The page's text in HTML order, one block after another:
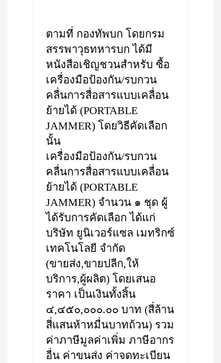
ตามที่ กองทัพบก โดยกรม
สรรพาวุธทหารบก ได้มี
หนังสือเชิญชวนสำหรับ ซื้อ
เครื่องมือป้องกัน/รบกวน
คลื่นการสื่อสารแบบเคลื่อน
ย้ายได้ (PORTABLE
JAMMER) โดยวิธีคัดเลือก
นั้น
เครื่องมือป้องกัน/รบกวน
คลื่นการสื่อสารแบบเคลื่อน
ย้ายได้ (PORTABLE
JAMMER) จำนวน ๑ ชุด ผู้
ได้รับการคัดเลือก ได้แก่
บริษัท ยูนิเวอร์แซล เมทริกซ์
เทคโนโลยี จำกัด
(ขายส่ง,ขายปลีก,ให้
บริการ,ผู้ผลิต) โดยเสนอ
ราคา เป็นเงินทั้งสิ้น
๔,๔๕๐,๐๐๐.๐๐ บาท (สี่ล้าน
สี่แสนห้าหมื่นบาทถ้วน) รวม
ค่าภาษีมูลค่าเพิ่ม ภาษีอากร
อื่น ค่าขนส่ง ค่าจดทะเบียน